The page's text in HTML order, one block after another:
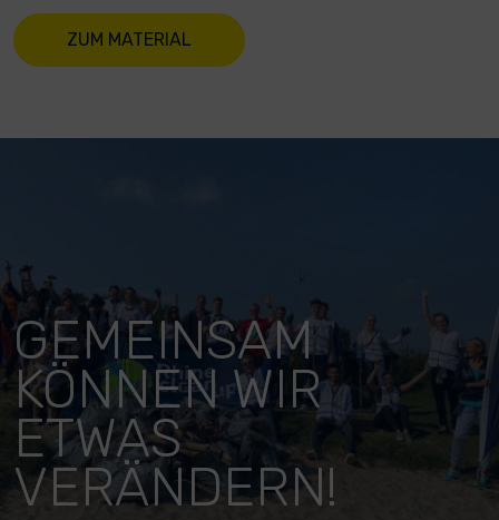
ZUM MATERIAL
GEMEINSAM
KÖNNEN WIR
ETWAS
VERÄNDERN!